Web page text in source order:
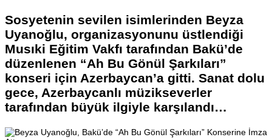
Sosyetenin sevilen isimlerinden Beyza
Uyanoğlu, organizasyonunu üstlendiği
Musıki Eğitim Vakfı tarafından Bakü’de
düzenlenen “Ah Bu Gönül Şarkıları”
konseri için Azerbaycan’a gitti. Sanat dolu
gece, Azerbaycanlı müzikseverler
tarafından büyük ilgiyle karşılandı…